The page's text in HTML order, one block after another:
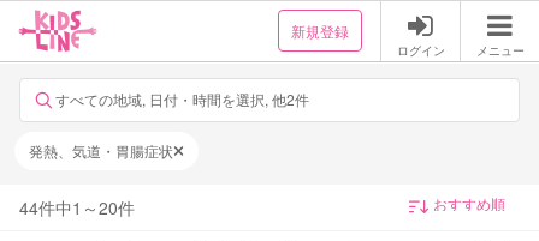
新規登録
ログイン メニュー
すべての地域, 日付・時間を選択, 他2件
発熱、気道・胃腸症状
44件中1 ～20件